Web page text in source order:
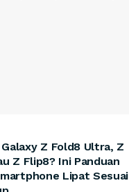
Z Fold8 Ultra, Z
Z Flip8? Ini Panduan
Lipat Sesuai